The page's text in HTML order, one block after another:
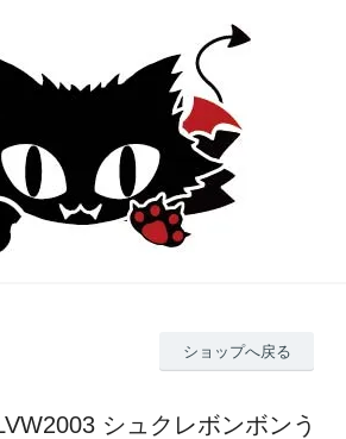
ショップへ戻る
シュクレボンボンう